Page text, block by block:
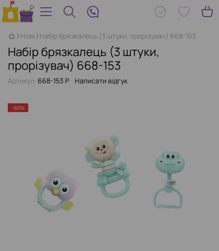
Нові Набір брязкалець (3 штуки, прорізувач) 668-153
Набір брязкалець (3 штуки,
прорізувач) 668-153
Артикул: 668-153 P Написати відгук
−60%